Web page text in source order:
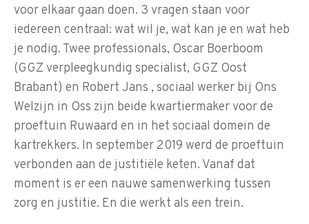
voor elkaar gaan doen. 3 vragen staan voor
iedereen centraal: wat wil je, wat kan je en wat heb
je nodig. Twee professionals, Oscar Boerboom
(GGZ verpleegkundig specialist, GGZ Oost
Brabant) en Robert Jans , sociaal werker bij Ons
Welzijn in Oss zijn beide kwartiermaker voor de
proeftuin Ruwaard en in het sociaal domein de
kartrekkers. In september 2019 werd de proeftuin
verbonden aan de justitiële keten. Vanaf dat
moment is er een nauwe samenwerking tussen
zorg en justitie. En die werkt als een trein.